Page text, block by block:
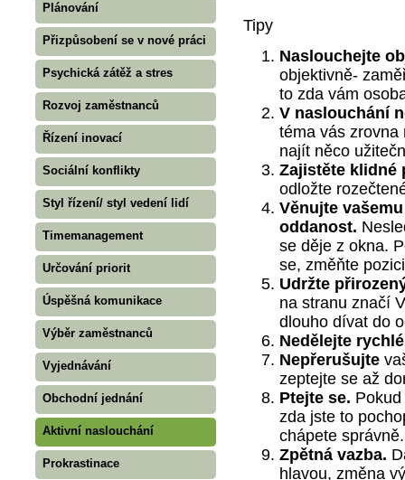
Plánování
Přizpůsobení se v nové práci
Psychická zátěž a stres
Rozvoj zaměstnanců
Řízení inovací
Sociální konflikty
Styl řízení/ styl vedení lidí
Timemanagement
Určování priorit
Úspěšná komunikace
Výběr zaměstnanců
Vyjednávání
Obchodní jednání
Aktivní naslouchání
Prokrastinace
Tipy
Naslouchejte
objektivně-
to zda vám
V naslouchání
téma vás zrovna
najít něco
Zajistěte
odložte
Věnujte
oddanost.
se děje z okna.
se, změňte
Udržte
na stranu značí
dlouho dívat do
Nedělejte
Nepřerušujte
zeptejte se až
Ptejte se.
zda jste to
chápete správně.
Zpětná vazba.
hlavou, změna